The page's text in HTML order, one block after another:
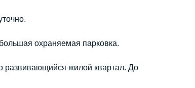
охраняемая парковка.
развивающийся жилой квартал. До